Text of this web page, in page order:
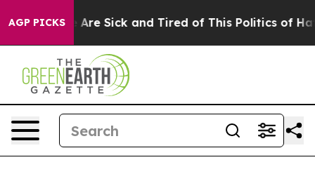
AGP PICKS
“People Are Sick and Tired of This Politics of